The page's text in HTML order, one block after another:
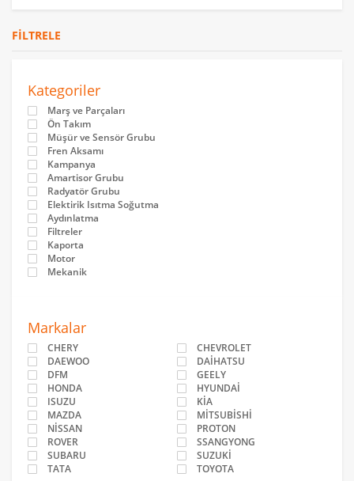
FILTRELE
Kategoriler
Marş ve Parçaları
Ön Takım
Müşür ve Sensör Grubu
Fren Aksamı
Kampanya
Amartisor Grubu
Radyatör Grubu
Elektirik Isıtma Soğutma
Aydınlatma
Filtreler
Kaporta
Motor
Mekanik
Markalar
CHERY
CHEVROLET
DAEWOO
DAİHATSU
DFM
GEELY
HONDA
HYUNDAİ
ISUZU
KİA
MAZDA
MİTSUBİSHİ
NİSSAN
PROTON
ROVER
SSANGYONG
SUBARU
SUZUKİ
TATA
TOYOTA